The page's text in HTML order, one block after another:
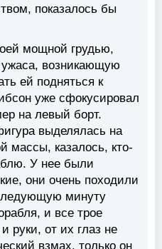
показалось бы
мощной грудью,
возникающую
ей подняться к
уже сфокусировал
на левый борт.
выделялась на
массы, казалось, кто-
У нее были
они очень походили
минуту
и все трое
руки, от их глаз не
взмах, только он